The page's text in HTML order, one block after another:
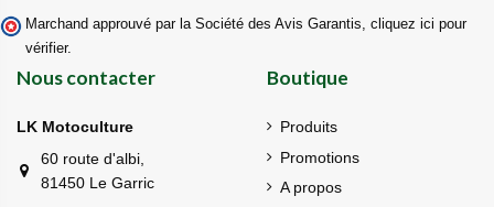
Marchand approuvé par la Société des Avis Garantis, cliquez ici pour
vérifier.
Nous contacter
LK Motoculture
60 route d'albi,
81450 Le Garric
Boutique
Produits
Promotions
A propos